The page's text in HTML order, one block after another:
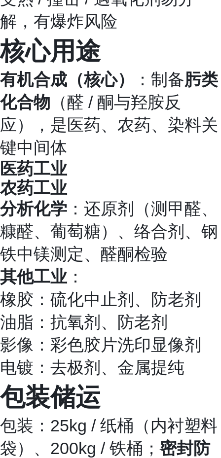
解，有爆炸风险
核心用途
有机合成（核心） ：制备肟类
化合物 （醛 / 酮与羟胺反
应），是医药、农药、染料关
键中间体
医药工业
农药工业
分析化学 ：还原剂（测甲醛、
糠醛、葡萄糖）、络合剂、钢
铁中镁测定、醛酮检验
其他工业 ：
橡胶：硫化中止剂、防老剂
油脂：抗氧剂、防老剂
影像：彩色胶片洗印显像剂
电镀：去极剂、金属提纯
包装储运
包装：25kg / 纸桶（内衬塑料
袋）、200kg / 铁桶；密封防